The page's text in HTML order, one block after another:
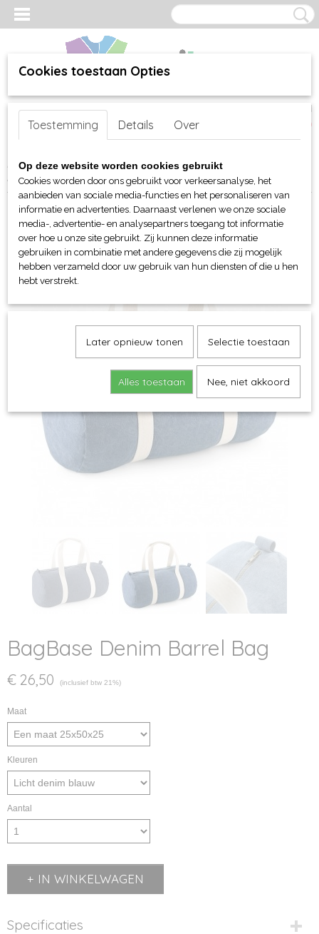
Inloggen Registreren
(0)
Home >webshop>Per merk >BagBase - tassen
BagBase Denim Barrel Bag
BagBase Denim Barrel Bag
€ 26,50 (inclusief btw 21%)
Maat
Kleuren
Aantal
IN WINKELWAGEN
Specificaties
Cookies toestaan Opties
Toestemming Details Over
Op deze website worden cookies gebruikt
Cookies worden door ons gebruikt voor verkeersanalyse, het
aanbieden van sociale media-functies en het personaliseren van
informatie en advertenties. Daarnaast verlenen we onze sociale
media-, advertentie- en analysepartners toegang tot informatie
over hoe u onze site gebruikt. Zij kunnen deze informatie
gebruiken in combinatie met andere gegevens die zij mogelijk
hebben verzameld door uw gebruik van hun diensten of die u hen
hebt verstrekt.
Later opnieuw tonen Selectie toestaan
Alles toestaan Nee, niet akkoord